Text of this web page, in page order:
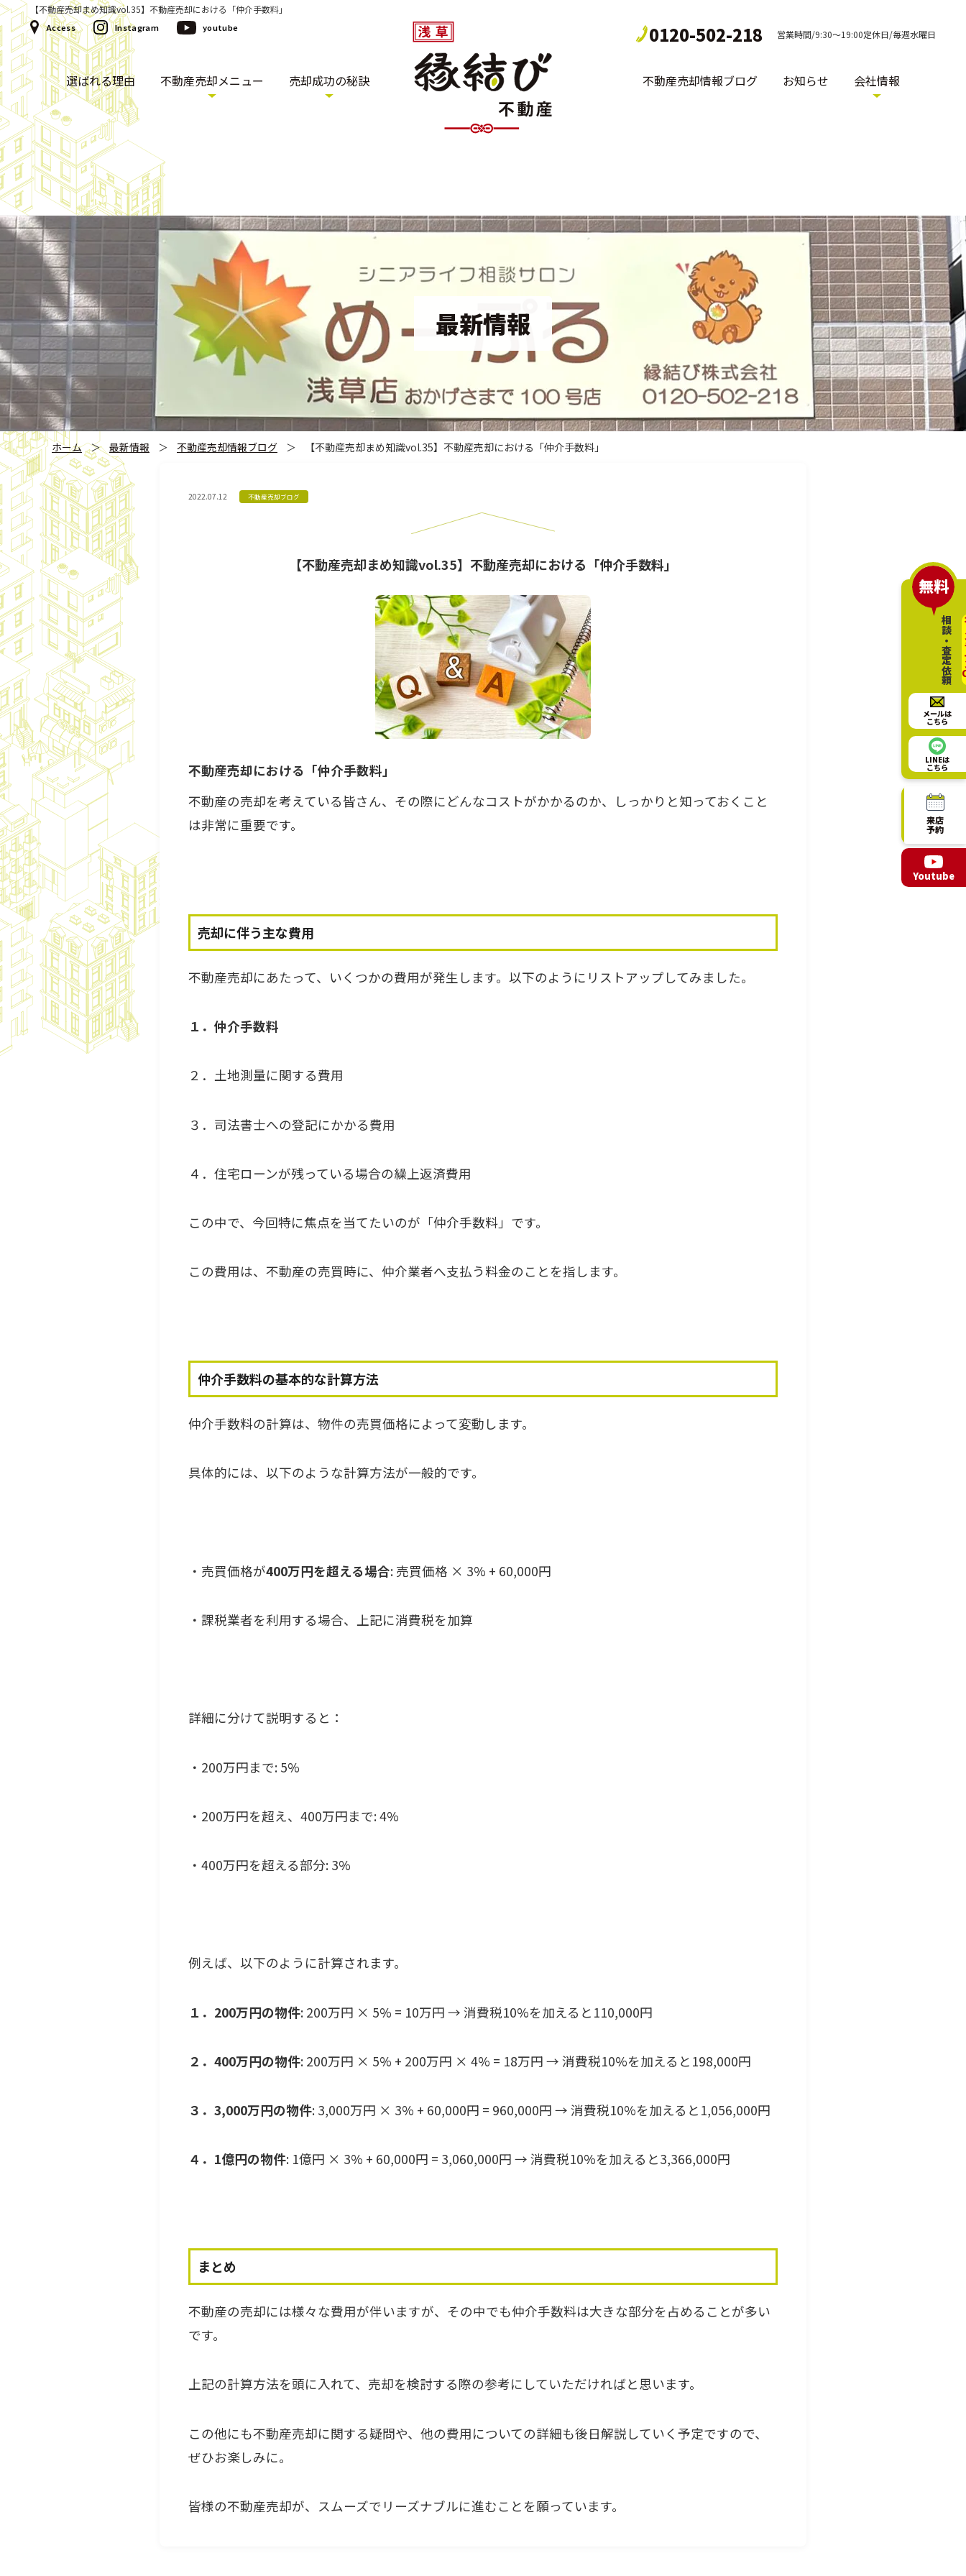
【不動産売却まめ知識vol.35】不動産売却における「仲介手数料」
Access Instagram youtube 0120-502-218 営業時間/9:30～19:00定休日/毎週水曜日
選ばれる理由 不動産売却メニュー 売却成功の秘訣 不動産売却情報ブログ お知らせ 会社情報
最新情報
ホーム ＞ 最新情報 ＞ 不動産売却情報ブログ ＞ 【不動産売却まめ知識vol.35】不動産売却における「仲介手数料」
2022.07.12 不動産売却ブログ
【不動産売却まめ知識vol.35】不動産売却における「仲介手数料」
不動産売却における「仲介手数料」
不動産の売却を考えている皆さん、その際にどんなコストがかかるのか、しっかりと知っておくこと
は非常に重要です。
売却に伴う主な費用
不動産売却にあたって、いくつかの費用が発生します。以下のようにリストアップしてみました。
１．仲介手数料
２．土地測量に関する費用
３．司法書士への登記にかかる費用
４．住宅ローンが残っている場合の繰上返済費用
この中で、今回特に焦点を当てたいのが「仲介手数料」です。
この費用は、不動産の売買時に、仲介業者へ支払う料金のことを指します。
仲介手数料の基本的な計算方法
仲介手数料の計算は、物件の売買価格によって変動します。
具体的には、以下のような計算方法が一般的です。
・売買価格が400万円を超える場合: 売買価格 × 3% + 60,000円
・課税業者を利用する場合、上記に消費税を加算
詳細に分けて説明すると：
・200万円まで: 5%
・200万円を超え、400万円まで: 4%
・400万円を超える部分: 3%
例えば、以下のように計算されます。
１．200万円の物件: 200万円 × 5% = 10万円 → 消費税10%を加えると110,000円
２．400万円の物件: 200万円 × 5% + 200万円 × 4% = 18万円 → 消費税10%を加えると198,000円
３．3,000万円の物件: 3,000万円 × 3% + 60,000円 = 960,000円 → 消費税10%を加えると1,056,000円
４．1億円の物件: 1億円 × 3% + 60,000円 = 3,060,000円 → 消費税10%を加えると3,366,000円
まとめ
不動産の売却には様々な費用が伴いますが、その中でも仲介手数料は大きな部分を占めることが多い
です。
上記の計算方法を頭に入れて、売却を検討する際の参考にしていただければと思います。
この他にも不動産売却に関する疑問や、他の費用についての詳細も後日解説していく予定ですので、
ぜひお楽しみに。
皆様の不動産売却が、スムーズでリーズナブルに進むことを願っています。
無料
相談・査定依頼
メールは
こちら
LINEは
こちら
来店
予約
Youtube